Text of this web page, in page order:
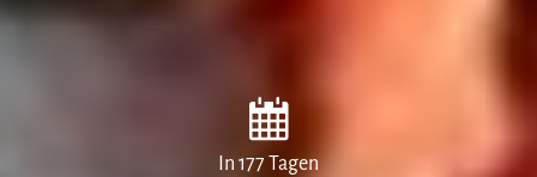
In 177 Tagen